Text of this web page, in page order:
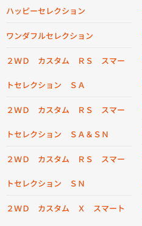
ハッピーセレクション
ワンダフルセレクション
２ＷＤ カスタム ＲＳ スマー
トセレクション ＳＡ
２ＷＤ カスタム ＲＳ スマー
トセレクション ＳＡ＆ＳＮ
２ＷＤ カスタム ＲＳ スマー
トセレクション ＳＮ
２ＷＤ カスタム Ｘ スマート